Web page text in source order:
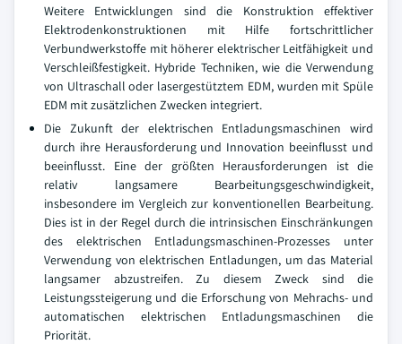
Weitere Entwicklungen sind die Konstruktion effektiver
Elektrodenkonstruktionen mit Hilfe fortschrittlicher
Verbundwerkstoffe mit höherer elektrischer Leitfähigkeit und
Verschleißfestigkeit. Hybride Techniken, wie die Verwendung
von Ultraschall oder lasergestütztem EDM, wurden mit Spüle
EDM mit zusätzlichen Zwecken integriert.
Die Zukunft der elektrischen Entladungsmaschinen wird
durch ihre Herausforderung und Innovation beeinflusst und
beeinflusst. Eine der größten Herausforderungen ist die
relativ langsamere Bearbeitungsgeschwindigkeit,
insbesondere im Vergleich zur konventionellen Bearbeitung.
Dies ist in der Regel durch die intrinsischen Einschränkungen
des elektrischen Entladungsmaschinen-Prozesses unter
Verwendung von elektrischen Entladungen, um das Material
langsamer abzustreifen. Zu diesem Zweck sind die
Leistungssteigerung und die Erforschung von Mehrachs- und
automatischen elektrischen Entladungsmaschinen die
Priorität.